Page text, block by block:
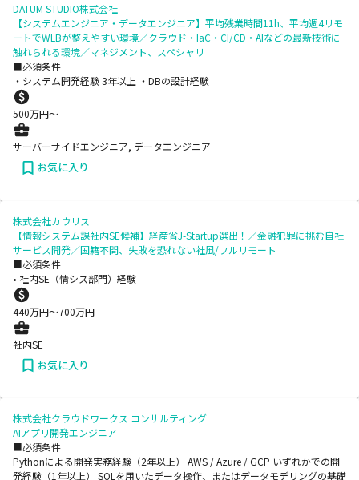
DATUM STUDIO株式会社
【システムエンジニア・データエンジニア】平均残業時間11h、平均週4リモ
ートでWLBが整えやすい環境／クラウド・IaC・CI/CD・AIなどの最新技術に
触れられる環境／マネジメント、スペシャリ
■必須条件
・システム開発経験 3年以上 ・DBの設計経験
500万円〜
サーバーサイドエンジニア, データエンジニア
お気に入り
株式会社カウリス
【情報システム課社内SE候補】経産省J-Startup選出！／金融犯罪に挑む自社
サービス開発／国籍不問、失敗を恐れない社風/フルリモート
■必須条件
• 社内SE（情シス部門）経験
440万円〜700万円
社内SE
お気に入り
株式会社クラウドワークス コンサルティング
AIアプリ開発エンジニア
■必須条件
Pythonによる開発実務経験（2年以上） AWS / Azure / GCP いずれかでの開
発経験（1年以上） SQLを用いたデータ操作、またはデータモデリングの基礎